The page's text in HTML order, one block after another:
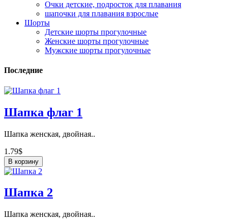
Очки детские, подросток для плавания
шапочки для плавания взрослые
Шорты
Детские шорты прогулочные
Женские шорты прогулочные
Мужские шорты прогулочные
Последние
Шапка флаг 1
Шапка женская, двойная..
1.79$
В корзину
Шапка 2
Шапка женская, двойная..